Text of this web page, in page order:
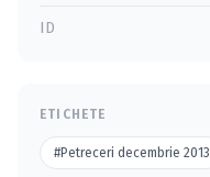
ID
ETICHETE
#Petreceri decembrie 2013